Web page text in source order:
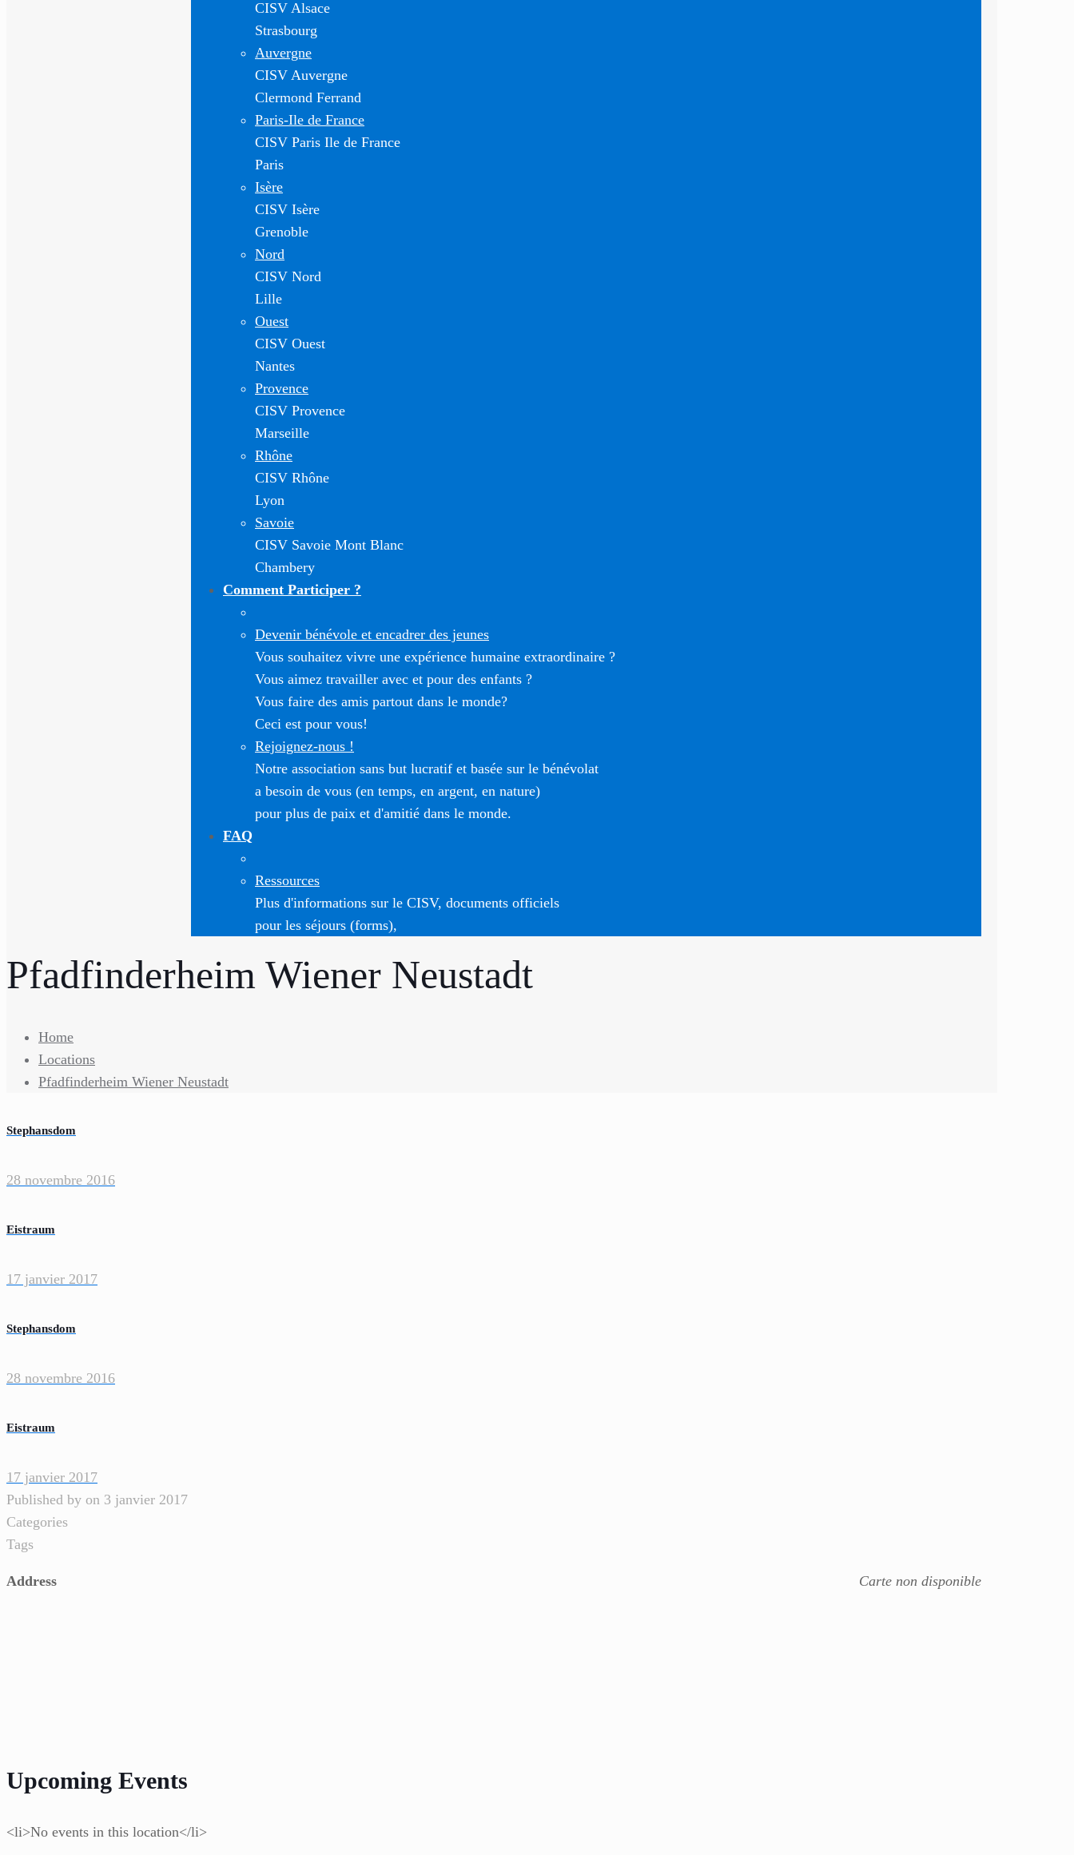
CISV Alsace
Strasbourg
Auvergne
CISV Auvergne
Clermond Ferrand
Paris-Ile de France
CISV Paris Ile de France
Paris
Isère
CISV Isère
Grenoble
Nord
CISV Nord
Lille
Ouest
CISV Ouest
Nantes
Provence
CISV Provence
Marseille
Rhône
CISV Rhône
Lyon
Savoie
CISV Savoie Mont Blanc
Chambery
Comment Participer ?
Devenir bénévole et encadrer des jeunes
Vous souhaitez vivre une expérience humaine extraordinaire ?
Vous aimez travailler avec et pour des enfants ?
Vous faire des amis partout dans le monde?
Ceci est pour vous!
Rejoignez-nous !
Notre association sans but lucratif et basée sur le bénévolat
a besoin de vous (en temps, en argent, en nature)
pour plus de paix et d'amitié dans le monde.
FAQ
Ressources
Plus d'informations sur le CISV, documents officiels
pour les séjours (forms),
Pfadfinderheim Wiener Neustadt
Home
Locations
Pfadfinderheim Wiener Neustadt
Stephansdom
28 novembre 2016
Eistraum
17 janvier 2017
Stephansdom
28 novembre 2016
Eistraum
17 janvier 2017
Published by on 3 janvier 2017
Categories
Tags
Carte non disponible
Address
Upcoming Events
<li>No events in this location</li>